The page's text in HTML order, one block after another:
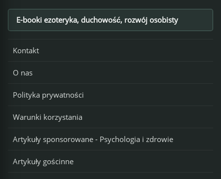
Footer
E-booki ezoteryka, duchowość, rozwój osobisty
Kontakt
O nas
Polityka prywatności
Warunki korzystania
Artykuły sponsorowane - Psychologia i zdrowie
Artykuły gościnne